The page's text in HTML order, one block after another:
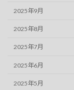
2025年9月
2025年8月
2025年7月
2025年6月
2025年5月